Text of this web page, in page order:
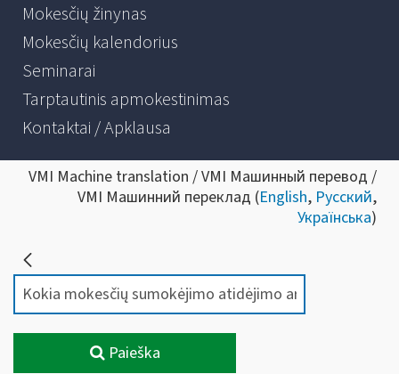
Mokesčių žinynas
Mokesčių kalendorius
Seminarai
Tarptautinis apmokestinimas
Kontaktai / Apklausa
VMI Machine translation / VMI Машинный перевод /
VMI Машинний переклад (English, Русский,
Українська)
Paieška